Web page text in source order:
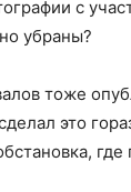
с
убраны?
тоже
это